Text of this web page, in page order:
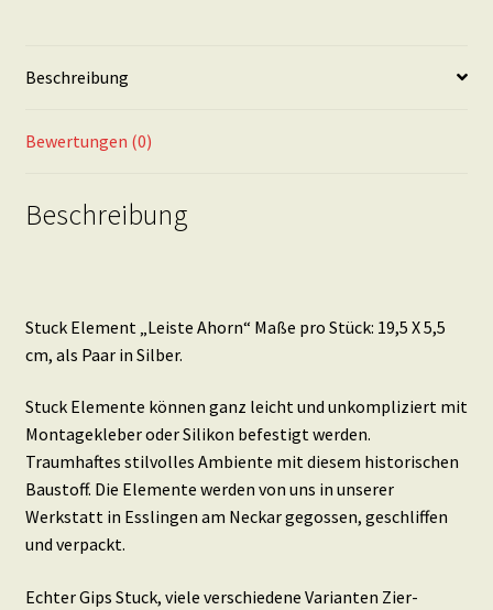
5,5
als
Silber
Beschreibung
Bewertungen (0)
Beschreibung
Stuck Element „Leiste Ahorn“ Maße pro Stück: 19,5 X 5,5
cm, als Paar in Silber.
Stuck Elemente können ganz leicht und unkompliziert mit
Montagekleber oder Silikon befestigt werden.
Traumhaftes stilvolles Ambiente mit diesem historischen
Baustoff. Die Elemente werden von uns in unserer
Werkstatt in Esslingen am Neckar gegossen, geschliffen
und verpackt.
Echter Gips Stuck, viele verschiedene Varianten Zier-